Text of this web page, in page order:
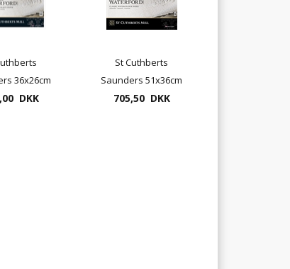
36x26cm
20blade
DKK
St Cuthberts
Saunders 51x36cm
Waterford 20blade
705,50 DKK